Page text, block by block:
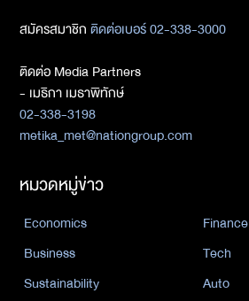
สมัครสมาชิกติดต่อเบอร์ 02-338-3000
ติดต่อ Media Partners
- เมธิกา เมธาพิทักษ์
02-338-3198
metika_met@nationgroup.com
หมวดหมู่ข่าว
Economics
Finance
Business
Tech
Sustainability
Auto